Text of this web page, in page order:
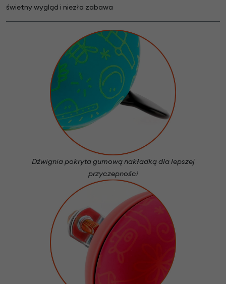
świetny wygląd i niezła zabawa
Dźwignia pokryta gumową nakładką dla lepszej
przyczepności